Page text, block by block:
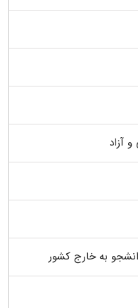
آزاد
به خارج کشور